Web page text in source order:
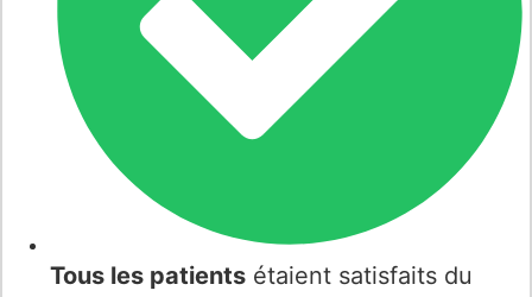
Tous les patients étaient satisfaits du